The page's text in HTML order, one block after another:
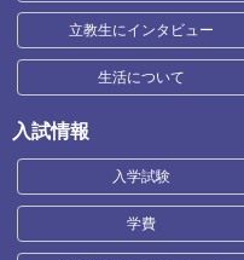
立教生にインタビュー
生活について
入試情報
入学試験
学費